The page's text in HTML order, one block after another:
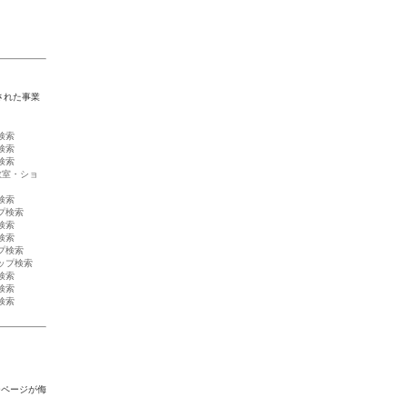
れた事業
索
索
索
・ショ
索
検索
索
索
検索
プ検索
索
索
索
ージが侮